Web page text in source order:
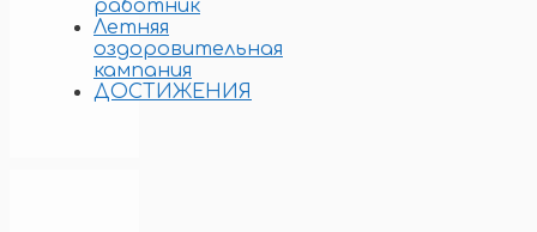
работник
Летняя
оздоровительная
кампания
ДОСТИЖЕНИЯ